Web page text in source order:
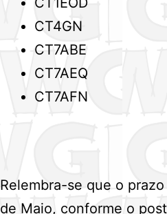
CT4GN
CT7ABE
CT7AEQ
CT7AFN
Relembra-se que o
de Maio, conforme o post